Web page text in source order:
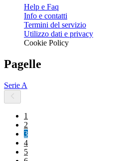
Help e Faq
Info e contatti
Termini del servizio
Utilizzo dati e privacy
Cookie Policy
Pagelle
Serie A
1
2
3
4
5